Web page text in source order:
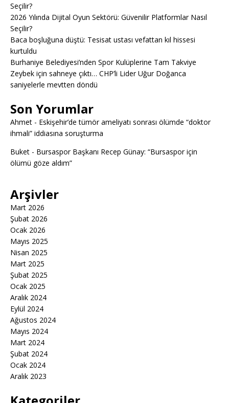
Seçilir?
2026 Yılında Dijital Oyun Sektörü: Güvenilir Platformlar Nasıl
Seçilir?
Baca boşluğuna düştü: Tesisat ustası vefattan kıl hissesi
kurtuldu
Burhaniye Belediyesi’nden Spor Kulüplerine Tam Takviye
Zeybek için sahneye çıktı… CHP’li Lider Uğur Doğanca
saniyelerle mevtten döndü
Son Yorumlar
Ahmet - Eskişehir’de tümör ameliyatı sonrası ölümde “doktor
ihmali” iddiasına soruşturma
Buket - Bursaspor Başkanı Recep Günay: “Bursaspor için
ölümü göze aldım”
Arşivler
Mart 2026
Şubat 2026
Ocak 2026
Mayıs 2025
Nisan 2025
Mart 2025
Şubat 2025
Ocak 2025
Aralık 2024
Eylül 2024
Ağustos 2024
Mayıs 2024
Mart 2024
Şubat 2024
Ocak 2024
Aralık 2023